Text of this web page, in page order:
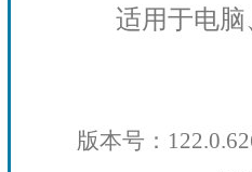
适用于电
版本号：